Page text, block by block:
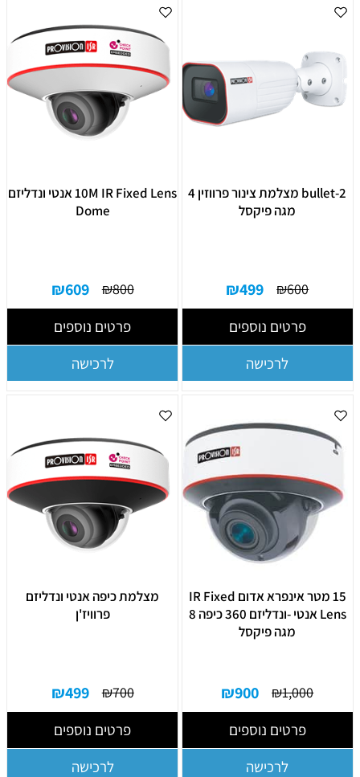
bullet-2 מצלמת צינור פרווזין 4
מגה פיקסל
₪600
₪499
פרטים נוספים
לרכישה
10M IR Fixed Lens אנטי ונדליזם
Dome
₪800
₪609
פרטים נוספים
לרכישה
15 מטר אינפרא אדום IR Fixed
Lens אנטי -ונדליזם 360 כיפה 8
מגה פיקסל
₪1,000
₪900
פרטים נוספים
לרכישה
מצלמת כיפה אנטי ונדליזם
פרוויז'ן
₪700
₪499
פרטים נוספים
לרכישה